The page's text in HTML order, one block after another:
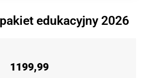
edukacyjny 2026
1199,99